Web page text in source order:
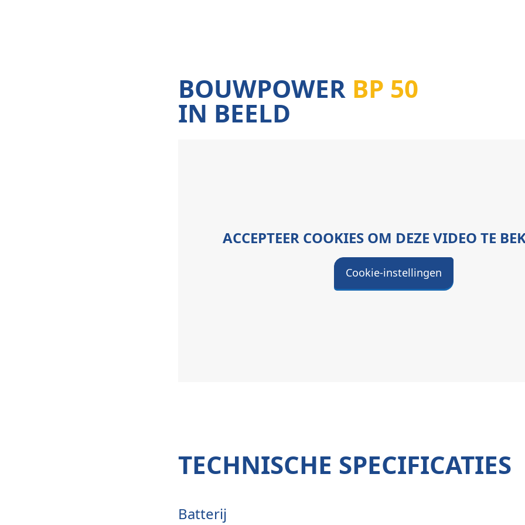
BOUWPOWER BP 50
IN BEELD
ACCEPTEER COOKIES OM DEZE VIDEO TE
Cookie-instellingen
TECHNISCHE SPECIFICATIES
Batterij